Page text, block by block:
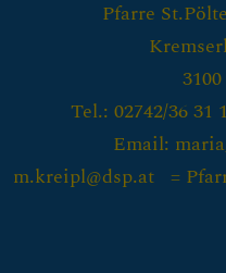
Pfarre
Tel.: 02742/36 31
Email:
m.kreipl@dsp.at =